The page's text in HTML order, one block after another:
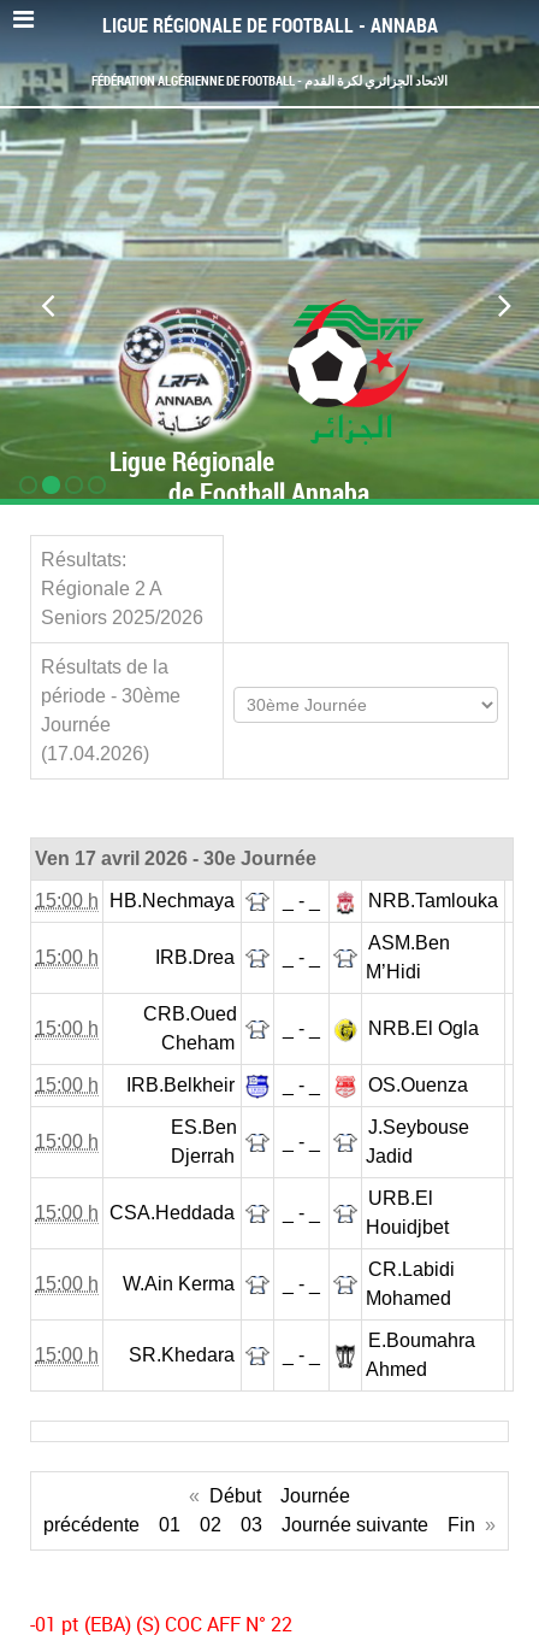
LIGUE RÉGIONALE DE FOOTBALL - ANNABA
FÉDÉRATION ALGÉRIENNE DE FOOTBALL - الاتحاد الجزائري لكرة القدم
Ligue Régionale
de Football Annaba
Résultats:
Régionale 2 A
Seniors 2025/2026
Résultats de la
période - 30ème
Journée
(17.04.2026)
Ven 17 avril 2026 - 30e Journée
15:00 h HB.Nechmaya _ - _ NRB.Tamlouka
15:00 h IRB.Drea _ - _
ASM.Ben
M’Hidi
15:00 h
CRB.Oued
Cheham
_ - _ NRB.El Ogla
15:00 h IRB.Belkheir _ - _ OS.Ouenza
15:00 h
ES.Ben
Djerrah
_ - _
J.Seybouse
Jadid
15:00 h CSA.Heddada _ - _
URB.El
Houidjbet
15:00 h W.Ain Kerma _ - _
CR.Labidi
Mohamed
15:00 h SR.Khedara _ - _
E.Boumahra
Ahmed
« Début
Journée
précédente
01 02 03 Journée suivante Fin »
-01 pt (EBA) (S) COC AFF N° 22